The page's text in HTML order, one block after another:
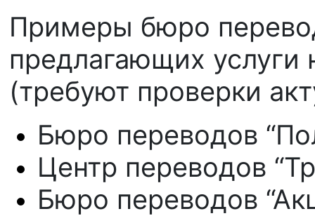
Примеры бюро
предлагающих услуги
(требуют проверки
Бюро переводов
Центр переводов
Бюро переводов